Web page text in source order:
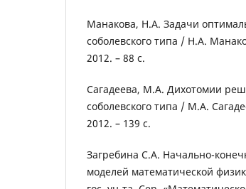
Манакова, Н.А. Задачи
соболевского типа / Н.А.
2012. – 88 c.
Сагадеева, М.А. Дихотомии
соболевского типа / М.А.
2012. – 139 c.
Загребина С.А. Начально-
моделей математической